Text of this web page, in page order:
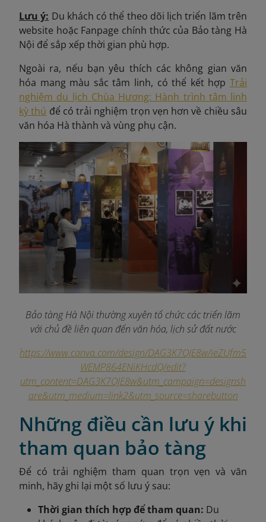
Lưu ý: Du khách có thể theo dõi lịch triển lãm trên
website hoặc Fanpage chính thức của Bảo tàng Hà
Nội để sắp xếp thời gian phù hợp.
Ngoài ra, nếu bạn yêu thích các không gian văn
hóa mang màu sắc tâm linh, có thể kết hợp Trải
nghiệm du lịch Chùa Hương: Hành trình tâm linh
kỳ thú để có trải nghiệm trọn vẹn hơn về chiều sâu
văn hóa Hà thành và vùng phụ cận.
Bảo tàng Hà Nội thường xuyên tổ chức các triển lãm
với chủ đề liên quan đến văn hóa, lịch sử đất nước
https://www.canva.com/design/DAG3K7OJE8w/ieZUfm5
WEMP864ENiKHcdQ/edit?
utm_content=DAG3K7OJE8w&utm_campaign=designsh
are&utm_medium=link2&utm_source=sharebutton
Những điều cần lưu ý khi
tham quan bảo tàng
Để có trải nghiệm tham quan trọn vẹn và văn
minh, hãy ghi lại một số lưu ý sau:
Thời gian thích hợp để tham quan: Du